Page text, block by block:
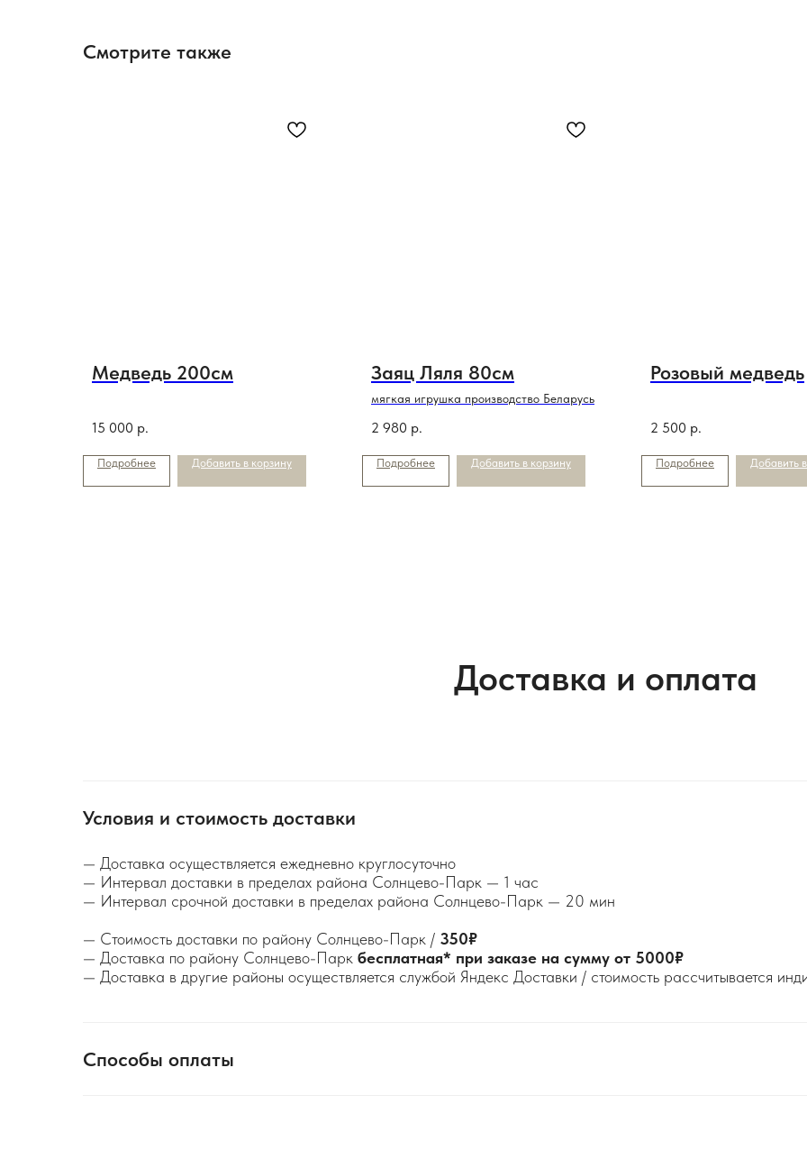
Смотрите также
Медведь 200см
15 000 р.
Подробнее Добавить в корзину
Заяц Ляля 80см
мягкая игрушка производство Беларусь
2 980 р.
Подробнее Добавить в корзину
Розовый медведь
2 500 р.
Подробнее Добавить
Доставка и оплата
Условия и стоимость доставки
— Доставка осуществляется ежедневно круглосуточно
— Интервал доставки в пределах района Солнцево-Парк — 1 час
— Интервал срочной доставки в пределах района Солнцево-Парк — 20 мин
— Стоимость доставки по району Солнцево-Парк / 350₽
— Доставка по району Солнцево-Парк бесплатная* при заказе на сумму от 5000₽
— Доставка в другие районы осуществляется службой Яндекс Доставки / стоимость рассчитывается
Способы оплаты